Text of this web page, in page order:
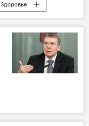
Здоровье
Зика